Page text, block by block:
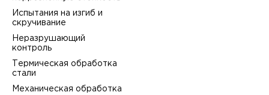
Испытания на изгиб и
скручивание
Неразрушающий
контроль
Термическая обработка
стали
Механическая обработка